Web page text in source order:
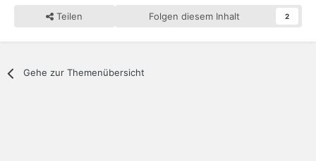
Teilen Folgen diesem Inhalt 2
Gehe zur Themenübersicht